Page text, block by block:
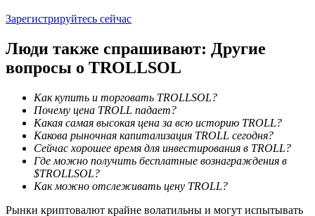
Блокировки BTR
Эксклюзивные инвестиции для владельцев BTR
Кредиты
Сервис заимствований, обеспеченных криптовалютой
Зарегистрируйтесь сейчас
Люди также спрашивают: Другие
вопросы о TROLLSOL
Как купить и торговать TROLLSOL?
Почему цена TROLL падает?
Какая самая высокая цена за всю историю TROLL?
Какова рыночная капитализация TROLL сегодня?
Сейчас хорошее время для инвестирования в TROLL?
Где можно получить бесплатные вознаграждения в
$TROLLSOL?
Как можно отслеживать цену TROLL?
Рынки криптовалют крайне волатильны и могут испытывать